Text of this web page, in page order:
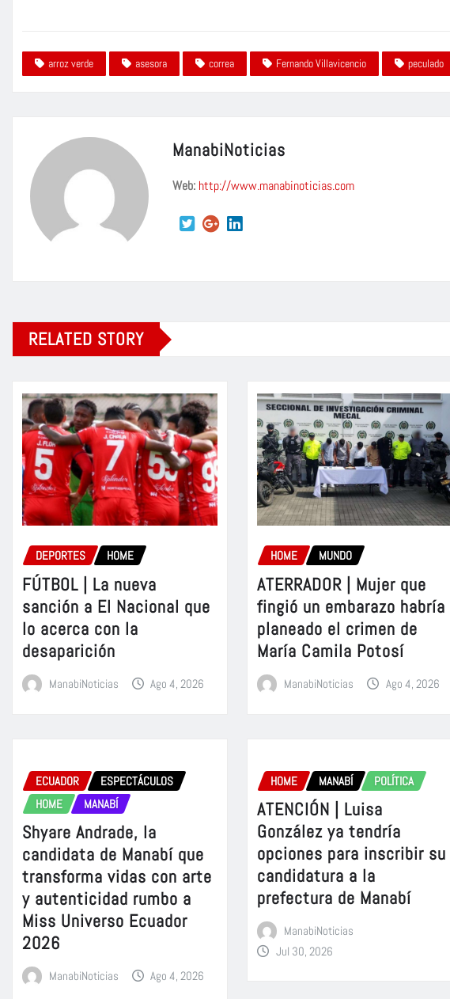
arroz verde asesora correa Fernando Villavicencio peculado
ManabiNoticias
Web: http://www.manabinoticias.com
RELATED STORY
DEPORTES HOME
FÚTBOL | La nueva
sanción a El Nacional que
lo acerca con la
desaparición
ManabiNoticias Ago 4, 2026
HOME MUNDO
ATERRADOR | Mujer que
fingió un embarazo habría
planeado el crimen de
María Camila Potosí
ManabiNoticias Ago 4, 2026
ECUADOR
ESPECTÁCULOS
HOME
MANABÍ
Shyare Andrade, la
candidata de Manabí que
transforma vidas con arte
y autenticidad rumbo a
Miss Universo Ecuador
2026
ManabiNoticias Ago 4, 2026
HOME MANABÍ POLÍTICA
ATENCIÓN | Luisa
González ya tendría
opciones para inscribir su
candidatura a la
prefectura de Manabí
ManabiNoticias
Jul 30, 2026